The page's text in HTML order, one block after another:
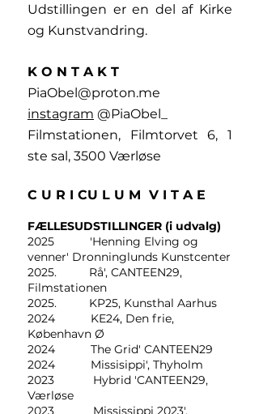
Udstillingen er en del af Kirke
og Kunstvandring.
K O N T A K T
PiaObel@proton.me
instagram @PiaObel_
Filmstationen, Filmtorvet 6, 1
ste sal, 3500 Værløse
C U R I CU L U M V I T A E
FÆLLESUDSTILLINGER (i udvalg)
2025 'Henning Elving og
venner' Dronninglunds Kunstcenter
2025. Rå', CANTEEN29,
Filmstationen
2025. KP25, Kunsthal Aarhus
2024 KE24, Den frie,
København Ø
2024 The Grid' CANTEEN29
2024 Missisippi', Thyholm
2023 Hybrid 'CANTEEN29,
Værløse
2023 Mississippi 2023',